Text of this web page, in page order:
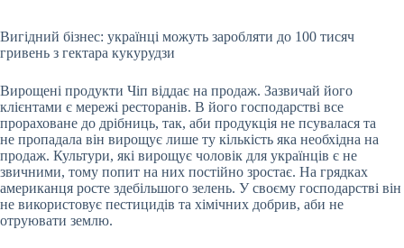
Вигідний бізнес: українці можуть заробляти до 100 тисяч
гривень з гектара кукурудзи
Вирощені продукти Чіп віддає на продаж. Зазвичай його
клієнтами є мережі ресторанів. В його господарстві все
прораховане до дрібниць, так, аби продукція не псувалася та
не пропадала він вирощує лише ту кількість яка необхідна на
продаж. Культури, які вирощує чоловік для українців є не
звичними, тому попит на них постійно зростає. На грядках
американця росте здебільшого зелень. У своєму господарстві він
не використовує пестицидів та хімічних добрив, аби не
отруювати землю.